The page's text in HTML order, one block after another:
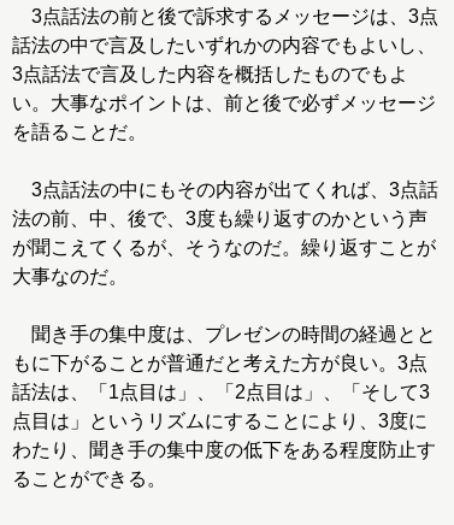
3点話法の前と後で訴求するメッセージは、3点
話法の中で言及したいずれかの内容でもよいし、
3点話法で言及した内容を概括したものでもよ
い。大事なポイントは、前と後で必ずメッセージ
を語ることだ。
3点話法の中にもその内容が出てくれば、3点話
法の前、中、後で、3度も繰り返すのかという声
が聞こえてくるが、そうなのだ。繰り返すことが
大事なのだ。
聞き手の集中度は、プレゼンの時間の経過とと
もに下がることが普通だと考えた方が良い。3点
話法は、「1点目は」、「2点目は」、「そして3
点目は」というリズムにすることにより、3度に
わたり、聞き手の集中度の低下をある程度防止す
ることができる。